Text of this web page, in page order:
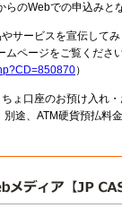
のWebでの申込みと
サービスを宣伝して
ページをご覧くださ
）
ょ口座のお預け入れ
途、ATM硬貨預払料